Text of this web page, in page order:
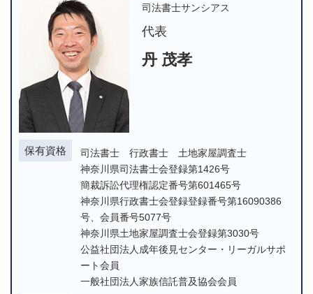
司法書士サンシアス
代表
丹 茂孝
保有資格
司法書士 行政書士 土地家屋調査士
神奈川県司法書士会登録第1426号
簡裁訴訟代理権認定番号第601465号
神奈川県行政書士会登録登録番号第16090386
号、会員番号5077号
神奈川県土地家屋調査士会登録第3030号
公益社団法人成年後見センター・リーガルサポ
ート会員
一般社団法人家族信託普及協会会員